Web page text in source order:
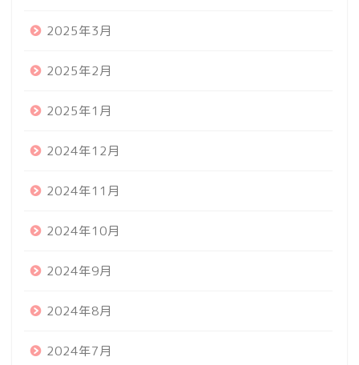
2025年3月
2025年2月
2025年1月
2024年12月
2024年11月
2024年10月
2024年9月
2024年8月
2024年7月